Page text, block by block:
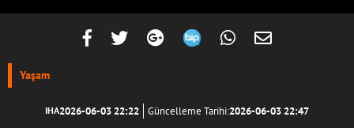
Yaşam
IHA2026-06-03 22:22 Güncelleme Tarihi:2026-06-03 22:47